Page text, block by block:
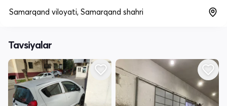
Samarqand viloyati, Samarqand shahri
Tavsiyalar